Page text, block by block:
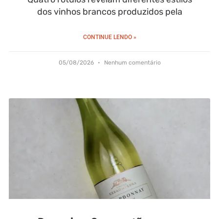
dos vinhos brancos produzidos pela
CONTINUE LENDO »
05/08/2026 Nenhum comentário